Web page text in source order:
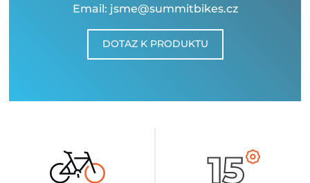
Email: jsme@summitbikes.cz
DOTAZ K PRODUKTU